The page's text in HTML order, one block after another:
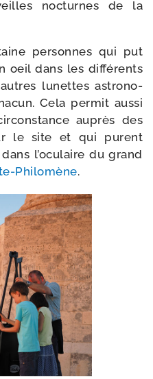
noc­turnes de la
per­sonnes qui put
oeil dans les dif­fé­rents
lunettes astro­no­
Cela per­mit aus­si
auprès des
le site et qui purent
l’o­cu­laire du grand
​Philomène.